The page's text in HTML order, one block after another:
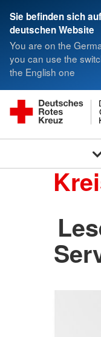
Sie befinden sich
deutschen Website
You are on the
you can use the
the English one